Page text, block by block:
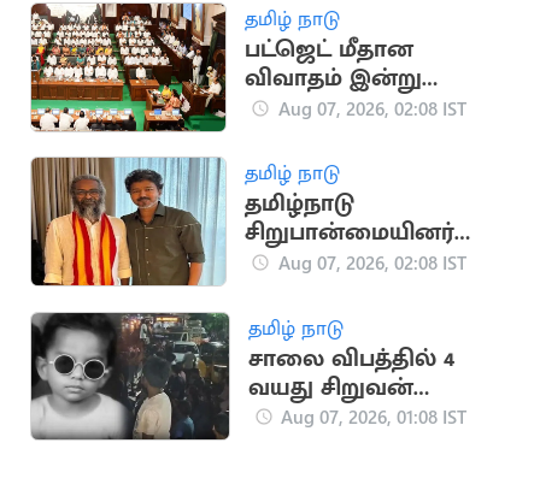
தமிழ் நாடு
பட்ஜெட் மீதான
விவாதம் இன்று
தொடக்கம்
Aug 07, 2026, 02:08 IST
தமிழ் நாடு
தமிழ்நாடு
சிறுபான்மையினர்
ஆணையத்தின்
ஜெரால்டு நியமனம்
Aug 07, 2026, 02:08 IST
தமிழ் நாடு
சாலை விபத்தில் 4
வயது சிறுவன்
உயிரிழப்பு
Aug 07, 2026, 01:08 IST